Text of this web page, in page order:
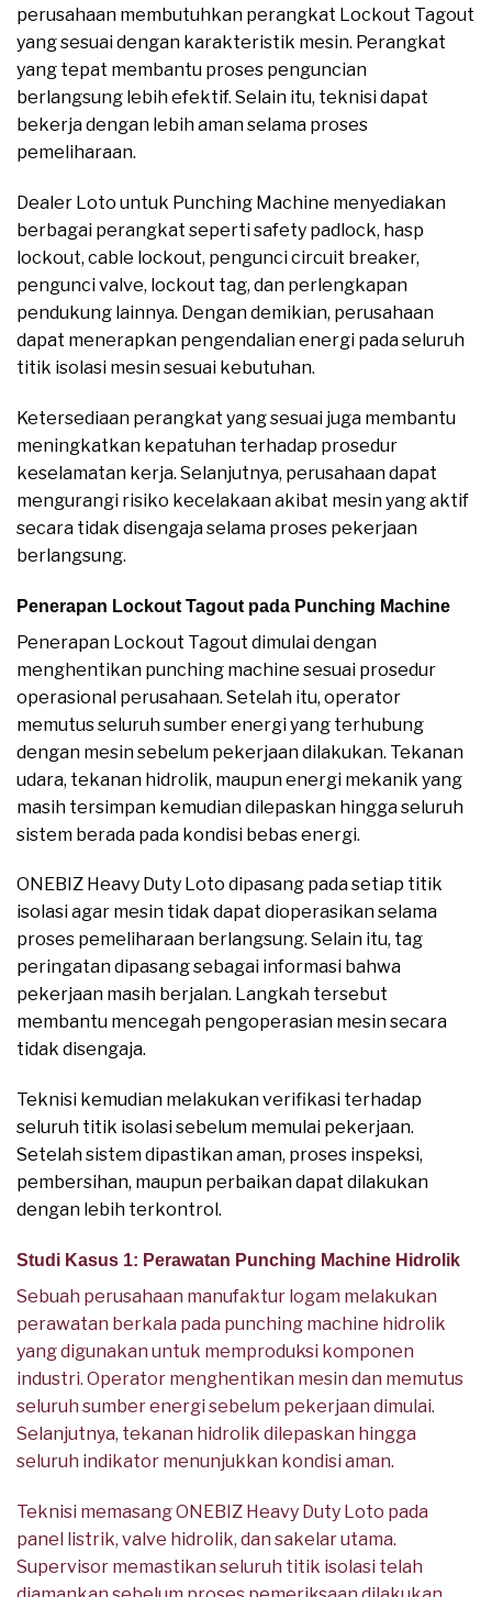
perusahaan membutuhkan perangkat Lockout Tagout
yang sesuai dengan karakteristik mesin. Perangkat
yang tepat membantu proses penguncian
berlangsung lebih efektif. Selain itu, teknisi dapat
bekerja dengan lebih aman selama proses
pemeliharaan.
Dealer Loto untuk Punching Machine menyediakan
berbagai perangkat seperti safety padlock, hasp
lockout, cable lockout, pengunci circuit breaker,
pengunci valve, lockout tag, dan perlengkapan
pendukung lainnya. Dengan demikian, perusahaan
dapat menerapkan pengendalian energi pada seluruh
titik isolasi mesin sesuai kebutuhan.
Ketersediaan perangkat yang sesuai juga membantu
meningkatkan kepatuhan terhadap prosedur
keselamatan kerja. Selanjutnya, perusahaan dapat
mengurangi risiko kecelakaan akibat mesin yang aktif
secara tidak disengaja selama proses pekerjaan
berlangsung.
Penerapan Lockout Tagout pada Punching Machine
Penerapan Lockout Tagout dimulai dengan
menghentikan punching machine sesuai prosedur
operasional perusahaan. Setelah itu, operator
memutus seluruh sumber energi yang terhubung
dengan mesin sebelum pekerjaan dilakukan. Tekanan
udara, tekanan hidrolik, maupun energi mekanik yang
masih tersimpan kemudian dilepaskan hingga seluruh
sistem berada pada kondisi bebas energi.
ONEBIZ Heavy Duty Loto dipasang pada setiap titik
isolasi agar mesin tidak dapat dioperasikan selama
proses pemeliharaan berlangsung. Selain itu, tag
peringatan dipasang sebagai informasi bahwa
pekerjaan masih berjalan. Langkah tersebut
membantu mencegah pengoperasian mesin secara
tidak disengaja.
Teknisi kemudian melakukan verifikasi terhadap
seluruh titik isolasi sebelum memulai pekerjaan.
Setelah sistem dipastikan aman, proses inspeksi,
pembersihan, maupun perbaikan dapat dilakukan
dengan lebih terkontrol.
Studi Kasus 1: Perawatan Punching Machine Hidrolik
Sebuah perusahaan manufaktur logam melakukan
perawatan berkala pada punching machine hidrolik
yang digunakan untuk memproduksi komponen
industri. Operator menghentikan mesin dan memutus
seluruh sumber energi sebelum pekerjaan dimulai.
Selanjutnya, tekanan hidrolik dilepaskan hingga
seluruh indikator menunjukkan kondisi aman.
Teknisi memasang ONEBIZ Heavy Duty Loto pada
panel listrik, valve hidrolik, dan sakelar utama.
Supervisor memastikan seluruh titik isolasi telah